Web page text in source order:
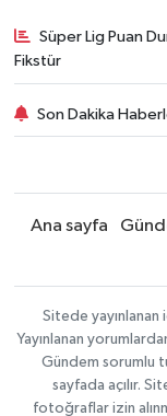
Süper Lig Puan
Fikstür
Son Dakika
Ana sayfa
Sitede yayınlanan
Yayınlanan
Gündem sorumlu
sayfada açılır.
fotoğraflar izin